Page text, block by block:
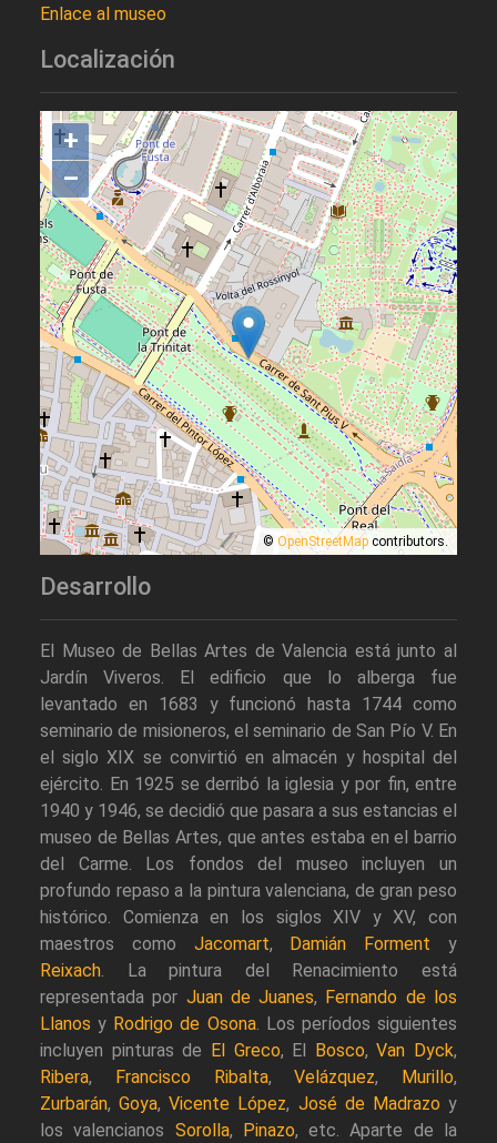
Enlace al museo
Localización
+
–
© OpenStreetMap contributors.
Desarrollo
El Museo de Bellas Artes de Valencia está junto al
Jardín Viveros. El edificio que lo alberga fue
levantado en 1683 y funcionó hasta 1744 como
seminario de misioneros, el seminario de San Pío V. En
el siglo XIX se convirtió en almacén y hospital del
ejército. En 1925 se derribó la iglesia y por fin, entre
1940 y 1946, se decidió que pasara a sus estancias el
museo de Bellas Artes, que antes estaba en el barrio
del Carme. Los fondos del museo incluyen un
profundo repaso a la pintura valenciana, de gran peso
histórico. Comienza en los siglos XIV y XV, con
maestros como Jacomart, Damián Forment y
Reixach. La pintura del Renacimiento está
representada por Juan de Juanes, Fernando de los
Llanos y Rodrigo de Osona. Los períodos siguientes
incluyen pinturas de
El Greco, El Bosco,Van Dyck,
Ribera, Francisco Ribalta,Velázquez, Murillo,
Zurbarán,Goya,Vicente López, José de Madrazo y
los valencianos Sorolla, Pinazo, etc. Aparte de la